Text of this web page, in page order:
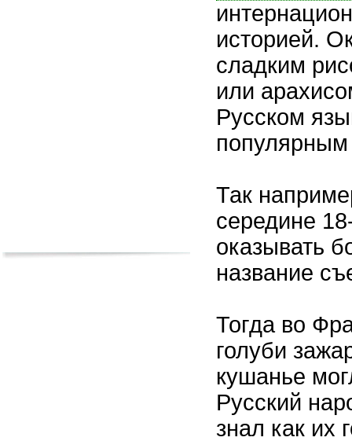
историей.
сладким
или
Русском
Так
середине
оказывать
название
Тогда во
голуби
кушанье
Русский
знал как их